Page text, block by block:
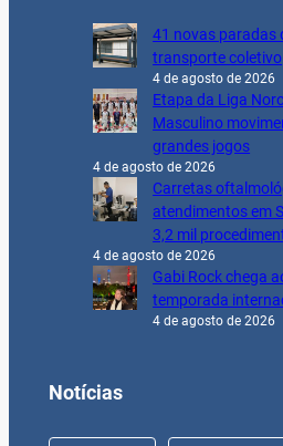
41 novas paradas
transporte coletivo
4 de agosto de 2026
Etapa da Liga
Masculino
grandes jogos
4 de agosto de 2026
Carretas
atendimentos em
3,2 mil
4 de agosto de 2026
Gabi Rock chega
temporada
4 de agosto de 2026
Notícias